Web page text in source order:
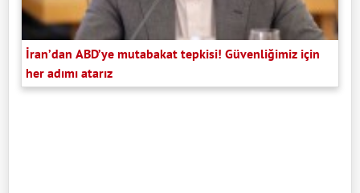
İran’dan ABD’ye mutabakat tepkisi! Güvenliğimiz için
her adımı atarız